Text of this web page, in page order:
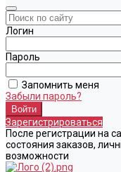
Логин
Пароль
Запомнить меня
Забыли пароль?
Зарегистрироваться
После регистрации на
состояния заказов,
возможности